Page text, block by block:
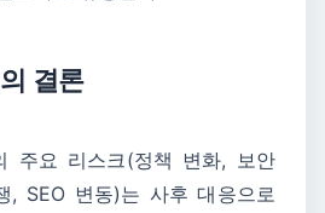
결론
주요 리스크(정책 변화, 보안
, SEO 변동)는 사후 대응으로